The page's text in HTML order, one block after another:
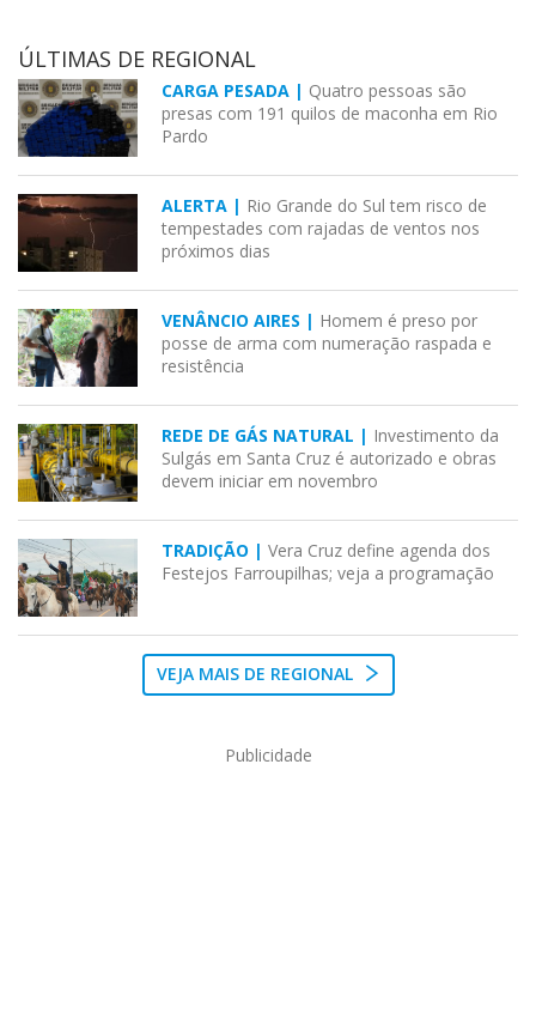
ÚLTIMAS DE REGIONAL
CARGA PESADA | Quatro pessoas são
presas com 191 quilos de maconha em Rio
Pardo
ALERTA | Rio Grande do Sul tem risco de
tempestades com rajadas de ventos nos
próximos dias
VENÂNCIO AIRES | Homem é preso por
posse de arma com numeração raspada e
resistência
REDE DE GÁS NATURAL | Investimento da
Sulgás em Santa Cruz é autorizado e obras
devem iniciar em novembro
TRADIÇÃO | Vera Cruz define agenda dos
Festejos Farroupilhas; veja a programação
VEJA MAIS DE REGIONAL
Publicidade